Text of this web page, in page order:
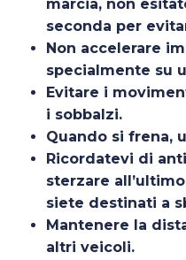
marcia, non
seconda per
Non accelerare
specialmente su
Evitare i
i sobbalzi.
Quando si frena,
Ricordatevi di
sterzare
siete destinati a
Mantenere la
altri veicoli.